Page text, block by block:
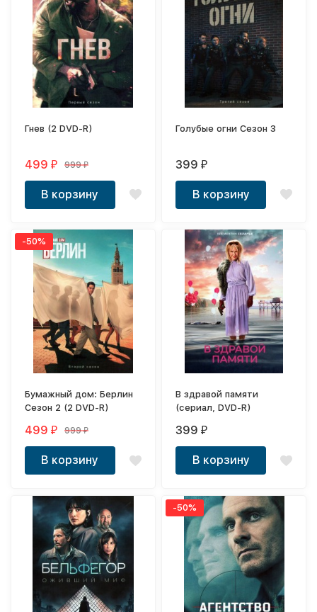
Гнев (2 DVD-R)
499₽ 999₽
В корзину
Голубые огни Сезон 3
399₽
В корзину
-50%
Бумажный дом: Берлин
Сезон 2 (2 DVD-R)
499₽ 999₽
В корзину
В здравой памяти
(сериал, DVD-R)
399₽
В корзину
-50%